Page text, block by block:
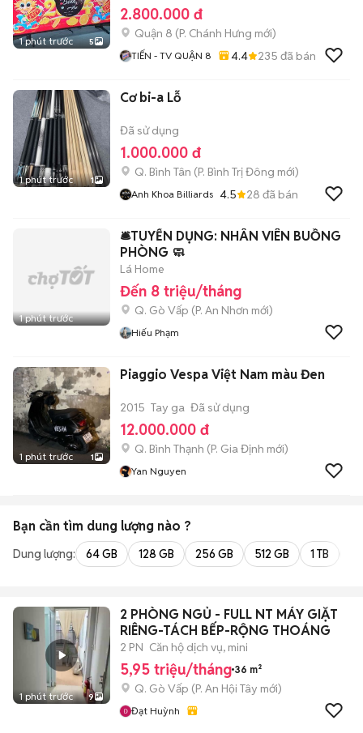
1 phút trước 5
2.800.000 đ
Quận 8 (P. Chánh Hưng mới)
TIẾN - TV QUẬN 8 4.4 235 đã bán
1 phút trước 1
Cơ bi-a Lỗ
Đã sử dụng
1.000.000 đ
Q. Bình Tân (P. Bình Trị Đông mới)
Anh Khoa Billiards 4.5 28 đã bán
1 phút trước
🛎️TUYỂN DỤNG: NHÂN VIÊN BUỒNG
PHÒNG 🧼
Lá Home
Đến 8 triệu/tháng
Q. Gò Vấp (P. An Nhơn mới)
Hiếu Phạm
1 phút trước 1
Piaggio Vespa Việt Nam màu Đen
2015 Tay ga Đã sử dụng
12.000.000 đ
Q. Bình Thạnh (P. Gia Định mới)
Yan Nguyen
Bạn cần tìm dung lượng nào ?
Dung lượng: 64 GB 128 GB 256 GB 512 GB 1 TB
1 phút trước 9
2 PHÒNG NGỦ - FULL NT MÁY GIẶT
RIÊNG-TÁCH BẾP-RỘNG THOÁNG
2 PN Căn hộ dịch vụ, mini
5,95 triệu/tháng 36 m²
Q. Gò Vấp (P. An Hội Tây mới)
Đạt Huỳnh